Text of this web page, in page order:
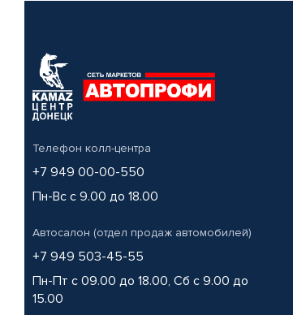
Телефон колл-центра
+7 949 00-00-550
Пн-Вс с 9.00 до 18.00
Автосалон (отдел продаж автомобилей)
+7 949 503-45-55
Пн-Пт с 09.00 до 18.00, Сб с 9.00 до
15.00